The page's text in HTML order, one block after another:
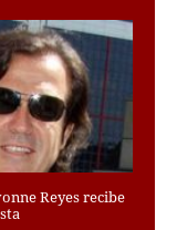
Reyes recibe